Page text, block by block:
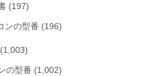
(197)
ンの型番 (196)
(1,003)
の型番 (1,002)